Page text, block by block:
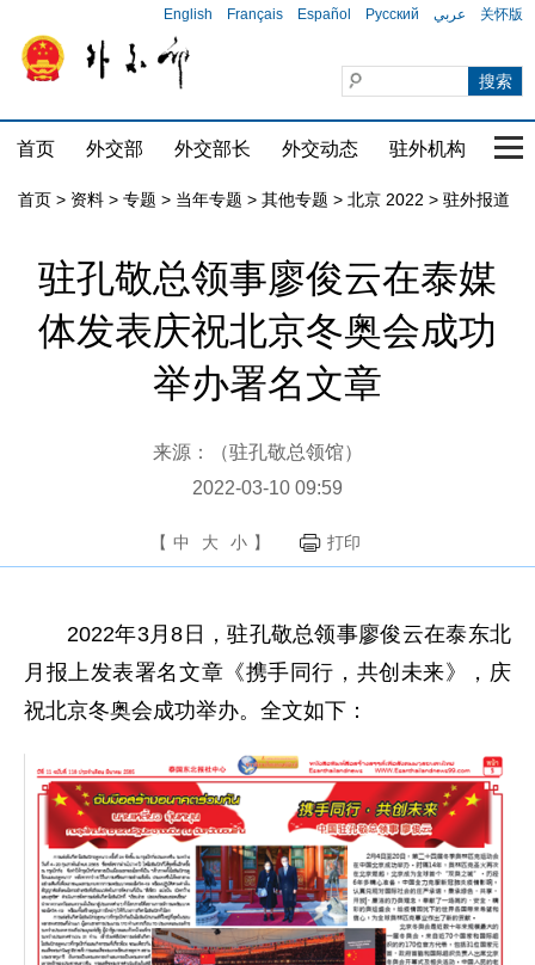
English Français Español Русский عربي 关怀版
首页 外交部 外交部长 外交动态 驻外机构 国
首页 > 资料 > 专题 > 当年专题 > 其他专题 > 北京 2022 > 驻外报道
驻孔敬总领事廖俊云在泰媒
体发表庆祝北京冬奥会成功
举办署名文章
来源：（驻孔敬总领馆）
2022-03-10 09:59
【 中 大 小 】 打印
2022年3月8日，驻孔敬总领事廖俊云在泰东北
月报上发表署名文章《携手同行，共创未来》，庆
祝北京冬奥会成功举办。全文如下：